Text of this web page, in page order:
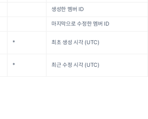
생성한 멤버 ID
마지막으로 수정한 멤버 ID
* 최초 생성 시각 (UTC)
* 최근 수정 시각 (UTC)